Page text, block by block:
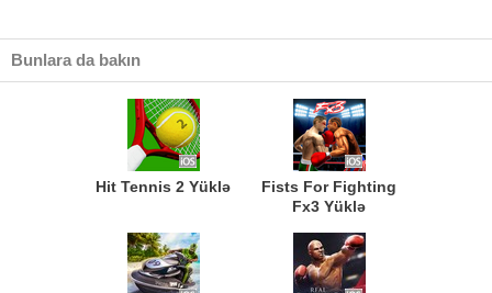
Bunlara da bakın
Hit Tennis 2 Yüklə
Fists For Fighting
Fx3 Yüklə